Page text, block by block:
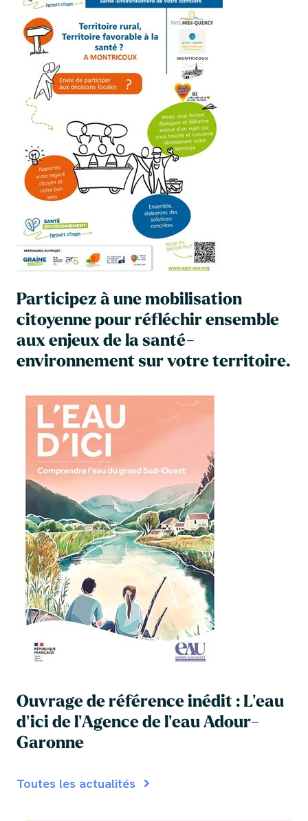
Participez à une mobilisation
citoyenne pour réfléchir ensemble
aux enjeux de la santé-
environnement sur votre territoire.
Ouvrage de référence inédit : L'eau
d'ici de l'Agence de l'eau Adour-
Garonne
Toutes les actualités